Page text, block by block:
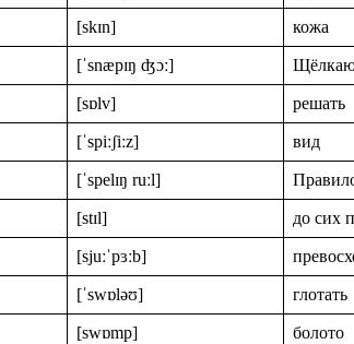
[skɪn] кожа
[ˈsnæpɪŋ ʤɔː]
[sɒlv] решать
[ˈspiːʃiːz] вид
[ˈspelɪŋ ruːl]
[stɪl] до сих
[sjuːˈpɜːb]
[ˈswɒləʊ] глотать
[swɒmp] болото